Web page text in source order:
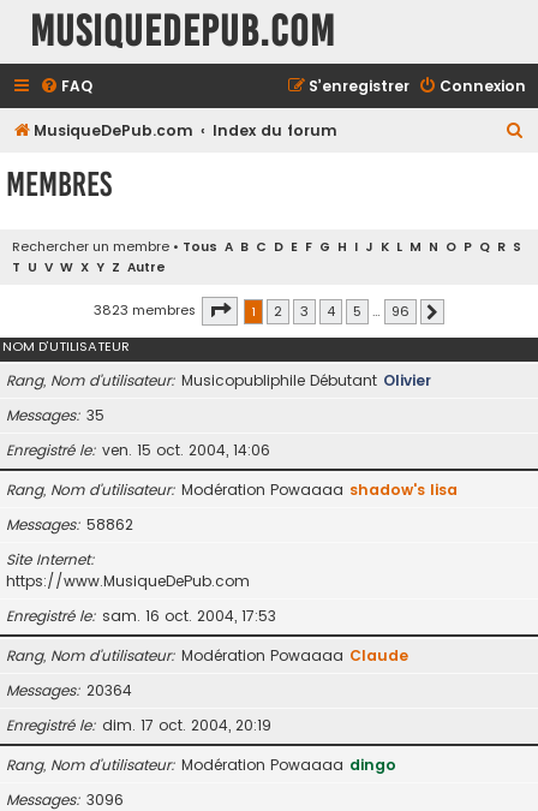
MusiqueDePub.com
FAQ Connexion
S’enregistrer
MusiqueDePub.com Index du forum
Membres
Rechercher un membre • Tous A B C D E F G H I J K L M N O P Q R S
T U V W X Y Z Autre
3823 membres Page 1sur96
1 2 3 4 5 … 96
NOM D’UTILISATEUR
Rang, Nom d’utilisateur Musicopubliphile Débutant Olivier
Messages 35
Enregistré le ven. 15 oct. 2004, 14:06
Rang, Nom d’utilisateur Modération Powaaaa shadow's lisa
Messages 58862
Site Internet
https://www.MusiqueDePub.com
Enregistré le sam. 16 oct. 2004, 17:53
Rang, Nom d’utilisateur Modération Powaaaa Claude
Messages 20364
Enregistré le dim. 17 oct. 2004, 20:19
Rang, Nom d’utilisateur Modération Powaaaa dingo
Messages 3096